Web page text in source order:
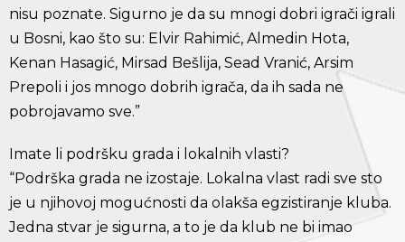
nisu poznate. Sigurno je da su mnogi dobri igrači igrali
u Bosni, kao što su: Elvir Rahimić, Almedin Hota,
Kenan Hasagić, Mirsad Bešlija, Sead Vranić, Arsim
Prepoli i jos mnogo dobrih igrača, da ih sada ne
pobrojavamo sve.”
Imate li podršku grada i lokalnih vlasti?
“Podrška grada ne izostaje. Lokalna vlast radi sve sto
je u njihovoj mogućnosti da olakša egzistiranje kluba.
Jedna stvar je sigurna, a to je da klub ne bi imao